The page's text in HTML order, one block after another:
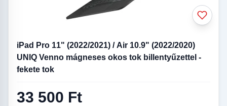
iPad Pro 11" (2022/2021) / Air 10.9" (2022/2020)
UNIQ Venno mágneses okos tok billentyűzettel -
fekete tok
33 500 Ft